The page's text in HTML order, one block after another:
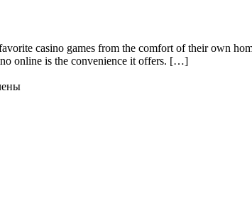
casino games from the comfort of their own
online is the convenience it offers. […]